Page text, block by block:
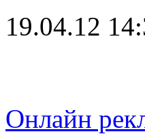
19.04.12
Онлайн